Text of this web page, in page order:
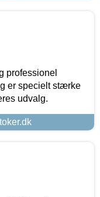
professionel
er specielt stærke
udvalg.